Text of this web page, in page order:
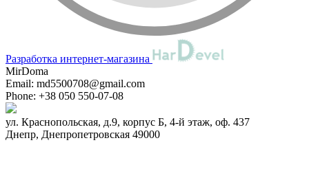
Разработка интернет-магазина
MirDoma
Email: md5500708@gmail.com
Phone: +38 050 550-07-08
ул. Краснопольская, д.9, корпус Б, 4-й этаж, оф. 437
Днепр, Днепропетровская 49000